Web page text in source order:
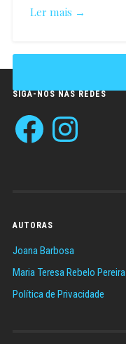
Ler mais →
Bacchi
SIGA-NOS NAS REDES
Facebook Instagram
AUTORAS
Joana Barbosa
Maria Teresa Rebelo Pereira
Política de Privacidade